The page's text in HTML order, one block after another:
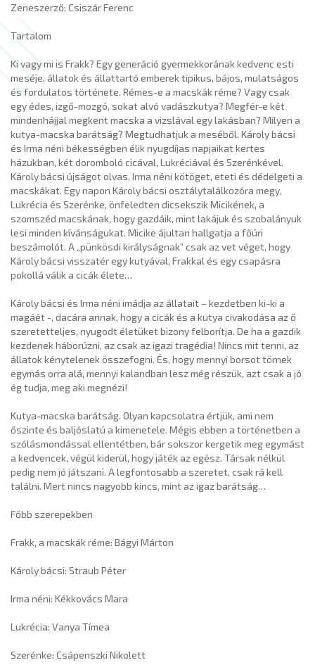
Zeneszerző: Csiszár Ferenc
Tartalom
Ki vagy mi is Frakk? Egy generáció gyermekkorának kedvenc esti
meséje, állatok és állattartó emberek tipikus, bájos, mulatságos
és fordulatos története. Rémes-e a macskák réme? Vagy csak
egy édes, izgő-mozgó, sokat alvó vadászkutya? Megfér-e két
mindenhájjal megkent macska a vizslával egy lakásban? Milyen a
kutya-macska barátság? Megtudhatjuk a meséből. Károly bácsi
és Irma néni békességben élik nyugdíjas napjaikat kertes
házukban, két doromboló cicával, Lukréciával és Szerénkével.
Károly bácsi újságot olvas, Irma néni kötöget, eteti és dédelgeti a
macskákat. Egy napon Károly bácsi osztálytalálkozóra megy,
Lukrécia és Szerénke, önfeledten dicsekszik Micikének, a
szomszéd macskának, hogy gazdáik, mint lakájuk és szobalányuk
lesi minden kívánságukat. Micike ájultan hallgatja a főúri
beszámolót. A „pünkösdi királyságnak” csak az vet véget, hogy
Károly bácsi visszatér egy kutyával, Frakkal és egy csapásra
pokollá válik a cicák élete…
Károly bácsi és Irma néni imádja az állatait – kezdetben ki-ki a
magáét -, dacára annak, hogy a cicák és a kutya civakodása az ő
szeretetteljes, nyugodt életüket bizony felborítja. De ha a gazdik
kezdenek háborúzni, az csak az igazi tragédia! Nincs mit tenni, az
állatok kénytelenek összefogni. És, hogy mennyi borsot törnek
egymás orra alá, mennyi kalandban lesz még részük, azt csak a jó
ég tudja, meg aki megnézi!
Kutya-macska barátság. Olyan kapcsolatra értjük, ami nem
őszinte és baljóslatú a kimenetele. Mégis ebben a történetben a
szólásmondással ellentétben, bár sokszor kergetik meg egymást
a kedvencek, végül kiderül, hogy játék az egész. Társak nélkül
pedig nem jó játszani. A legfontosabb a szeretet, csak rá kell
találni. Mert nincs nagyobb kincs, mint az igaz barátság…
Főbb szerepekben
Frakk, a macskák réme: Bágyi Márton
Károly bácsi: Straub Péter
Irma néni: Kékkovács Mara
Lukrécia: Vanya Tímea
Szerénke: Csápenszki Nikolett